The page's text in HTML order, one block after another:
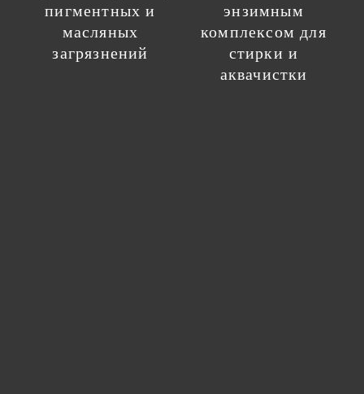
пигментных и
масляных
загрязнений
энзимным
комплексом для
стирки и
аквачистки